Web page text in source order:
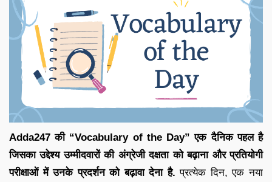
Adda247 की “Vocabulary of the Day” एक दैनिक पहल है
जिसका उद्देश्य उम्मीदवारों की अंग्रेजी दक्षता को बढ़ाना और प्रतियोगी
परीक्षाओं में उनके प्रदर्शन को बढ़ावा देना है. प्रत्येक दिन, एक नया